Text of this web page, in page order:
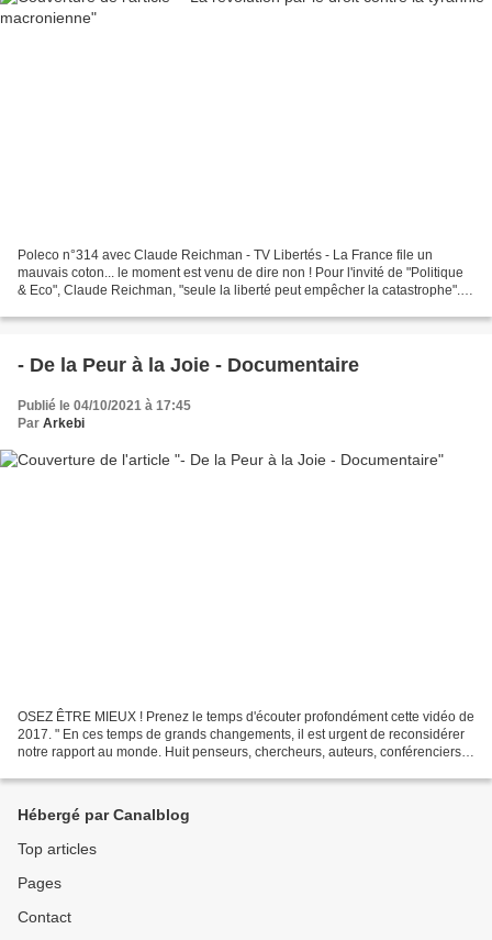
Poleco n°314 avec Claude Reichman - TV Libertés - La France file un
mauvais coton... le moment est venu de dire non ! Pour l'invité de "Politique
& Eco", Claude Reichman, "seule la liberté peut empêcher la catastrophe".
- De la Peur à la Joie - Documentaire
Publié le 04/10/2021 à 17:45
Par Arkebi
OSEZ ÊTRE MIEUX ! Prenez le temps d'écouter profondément cette vidéo de
2017. " En ces temps de grands changements, il est urgent de reconsidérer
notre rapport au monde. Huit penseurs, chercheurs, auteurs, conférenciers
Hébergé par Canalblog
Top articles
Pages
Contact